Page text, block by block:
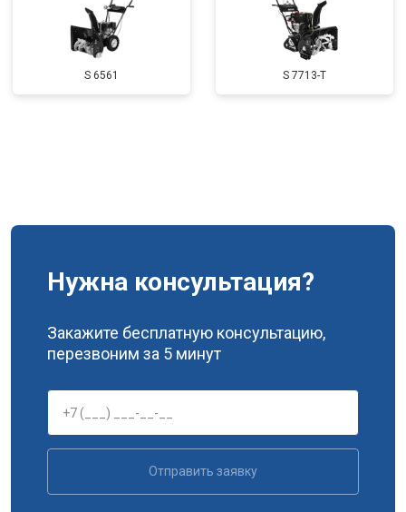
Замена/Pемонт стартера от 3720 ₽ Заказать
Замена подшипников от 2500 ₽ Заказать
S 6561 S 7713-T
Нужна консультация?
Закажите бесплатную консультацию,
перезвоним за 5 минут
Отправить заявку